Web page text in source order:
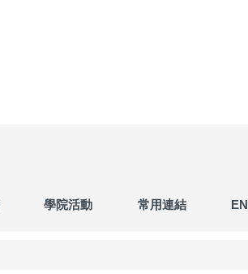
學院活動 常用連結 EN